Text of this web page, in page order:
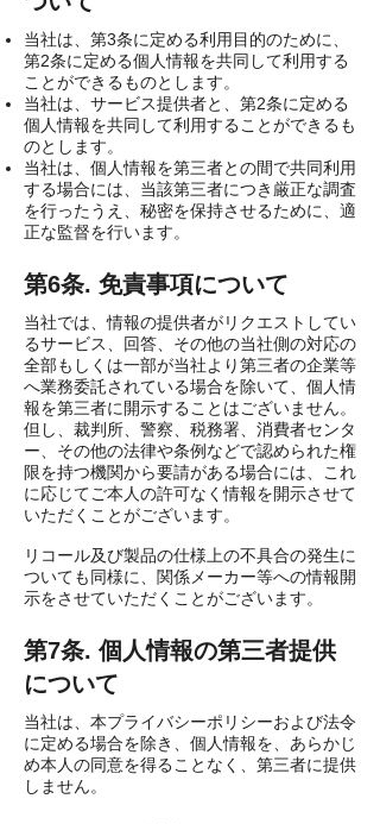
当社は、第3条に定める利用目的のために、
第2条に定める個人情報を共同して利用する
ことができるものとします。
当社は、サービス提供者と、第2条に定める
個人情報を共同して利用することができるも
のとします。
当社は、個人情報を第三者との間で共同利用
する場合には、当該第三者につき厳正な調査
を行ったうえ、秘密を保持させるために、適
正な監督を行います。
第6条. 免責事項について
当社では、情報の提供者がリクエストしてい
るサービス、回答、その他の当社側の対応の
全部もしくは一部が当社より第三者の企業等
へ業務委託されている場合を除いて、個人情
報を第三者に開示することはございません。
但し、裁判所、警察、税務署、消費者センタ
ー、その他の法律や条例などで認められた権
限を持つ機関から要請がある場合には、これ
に応じてご本人の許可なく情報を開示させて
いただくことがございます。
リコール及び製品の仕様上の不具合の発生に
ついても同様に、関係メーカー等への情報開
示をさせていただくことがございます。
第7条. 個人情報の第三者提供
について
当社は、本プライバシーポリシーおよび法令
に定める場合を除き、個人情報を、あらかじ
め本人の同意を得ることなく、第三者に提供
しません。